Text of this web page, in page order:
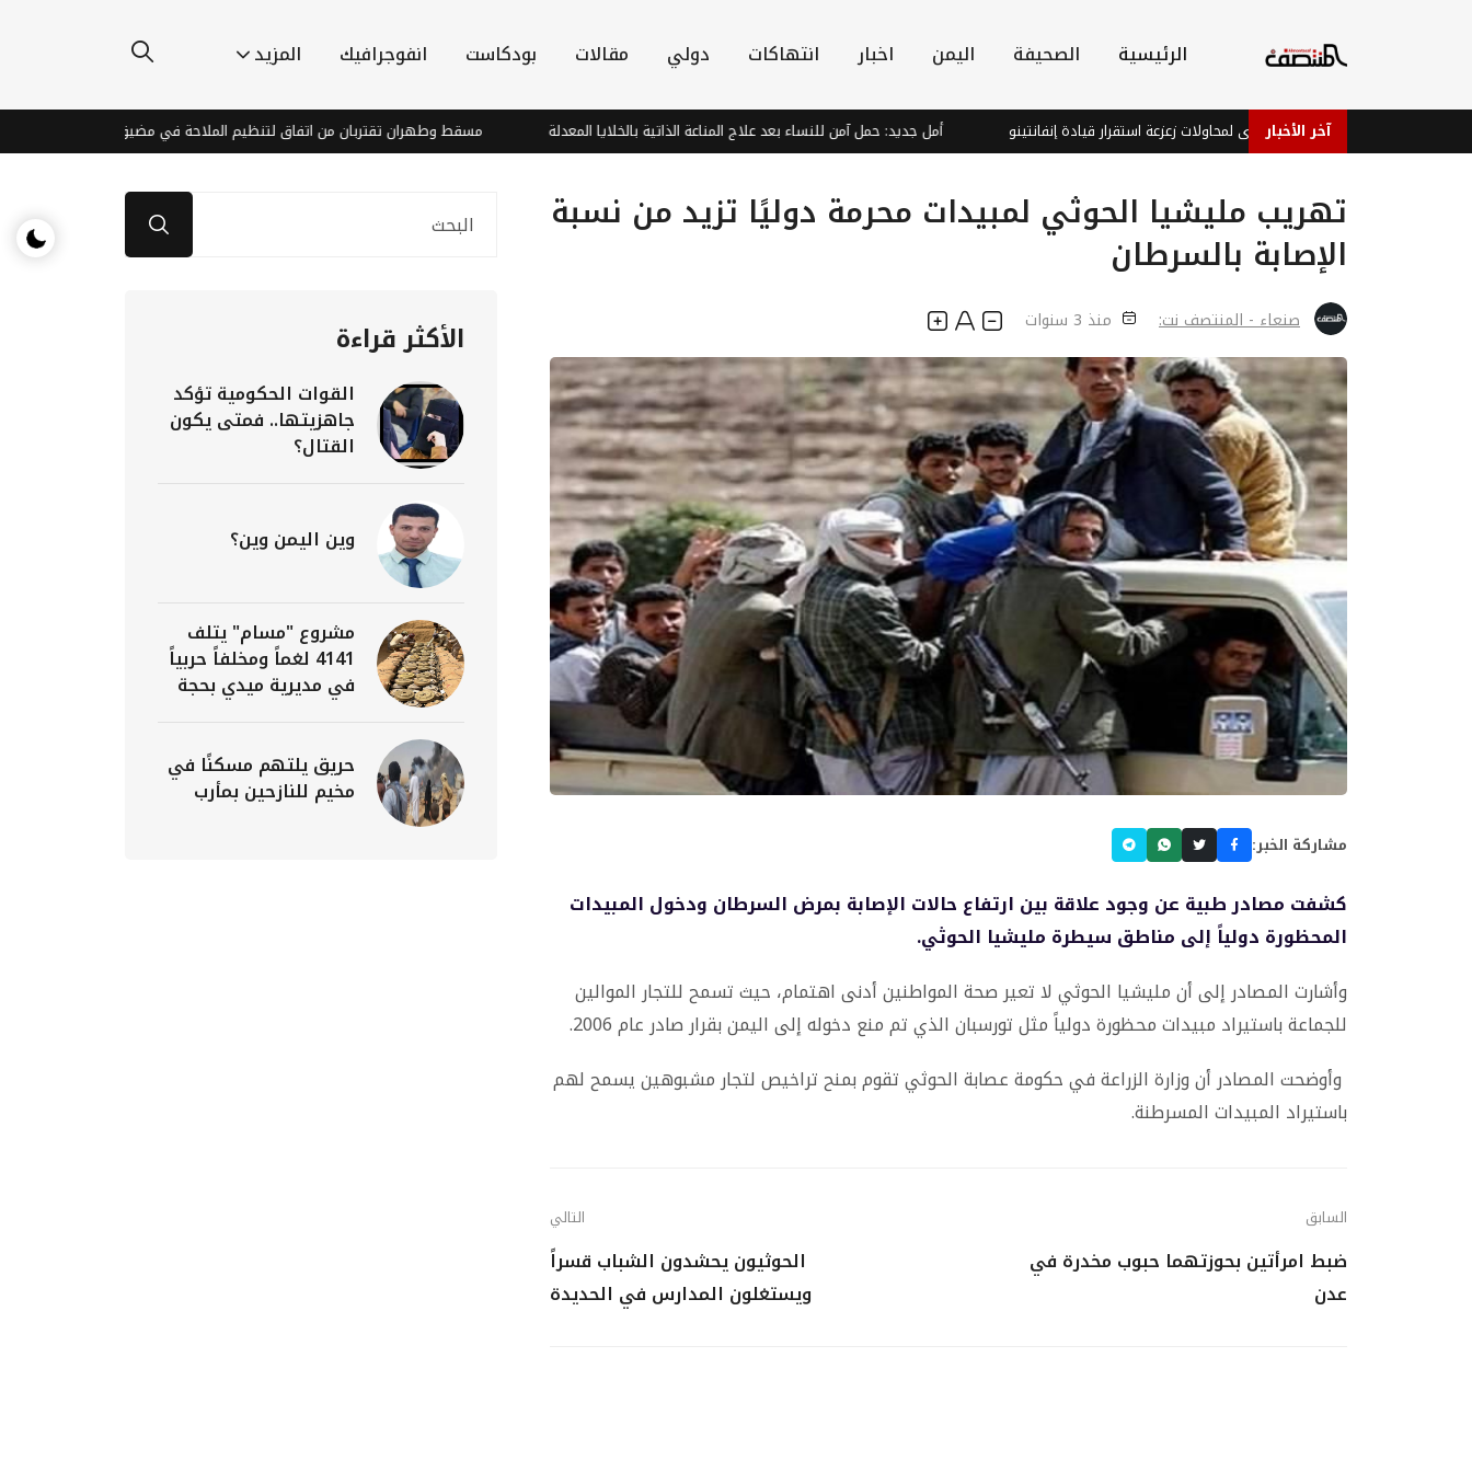
الرئيسية الصحيفة اليمن اخبار انتهاكات دولي مقالات بودكاست انفوجرافيك المزيد
آخر الأخبار
الفيفا يتصدى لمحاولات زعزعة استقرار قيادة إنفانتينو أمل جديد: حمل آمن للنساء بعد علاج المناعة الذاتية بالخلايا المعدلة مسقط وطهران تقتربان من اتفاق لتنظيم الملاحة في مضيق هرمز وسط خلافات
تهريب مليشيا الحوثي لمبيدات محرمة دوليًا تزيد من نسبة
الإصابة بالسرطان
صنعاء - المنتصف نت: منذ 3 سنوات
مشاركة الخبر:
كشفت مصادر طبية عن وجود علاقة بين ارتفاع حالات الإصابة بمرض السرطان ودخول المبيدات
المحظورة دولياً إلى مناطق سيطرة مليشيا الحوثي.
وأشارت المصادر إلى أن مليشيا الحوثي لا تعير صحة المواطنين أدنى اهتمام، حيث تسمح للتجار الموالين
للجماعة باستيراد مبيدات محظورة دولياً مثل تورسبان الذي تم منع دخوله إلى اليمن بقرار صادر عام 2006.
وأوضحت المصادر أن وزارة الزراعة في حكومة عصابة الحوثي تقوم بمنح تراخيص لتجار مشبوهين يسمح لهم
باستيراد المبيدات المسرطنة.
السابق
ضبط امرأتين بحوزتهما حبوب مخدرة في
عدن
التالي
الحوثيون يحشدون الشباب قسراً
ويستغلون المدارس في الحديدة
الأكثر قراءة
القوات الحكومية تؤكد
جاهزيتها.. فمتى يكون
القتال؟
وين اليمن وين؟
مشروع "مسام" يتلف
4141 لغماً ومخلفاً حربياً
في مديرية ميدي بحجة
حريق يلتهم مسكنًا في
مخيم للنازحين بمأرب